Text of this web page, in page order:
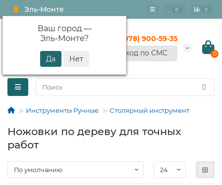
Эль-Монте
Ваш город —
Эль-Монте?
0 0
+7 (978) 900-59-35
Вход по СМС
0
Инструменты Ручные Столярный инструмент
Ножовки по дереву для точных
работ